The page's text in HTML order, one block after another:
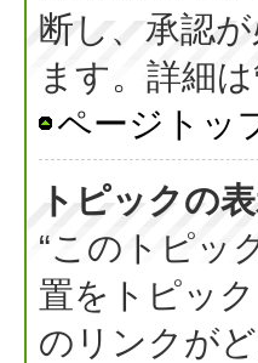
断し、承認
ます。詳細
ページトッ
トピックの
“このトピッ
置をトピッ
のリンクが